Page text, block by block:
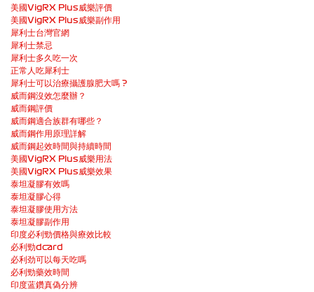
美國VigRX Plus威樂評價
美國VigRX Plus威樂副作用
犀利士台灣官網
犀利士禁忌
犀利士多久吃一次
正常人吃犀利士
犀利士可以治療攝護腺肥大嗎 ?
威而鋼沒效怎麼辦？
威而鋼評價
威而鋼適合族群有哪些？
威而鋼作用原理詳解
威而鋼起效時間與持續時間
美國VigRX Plus威樂用法
美國VigRX Plus威樂效果
泰坦凝膠有效嗎
泰坦凝膠心得
泰坦凝膠使用方法
泰坦凝膠副作用
印度必利勁價格與療效比較
必利勁dcard
必利劲可以每天吃嗎
必利勁藥效時間
印度蓝鑽真偽分辨